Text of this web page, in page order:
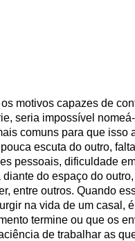
motivos capazes de
seria impossível
comuns para que isso
escuta do outro,
pessoais, dificuldade
diante do espaço do
entre outros. Quando
na vida de um casal,
termine ou que os
de trabalhar as